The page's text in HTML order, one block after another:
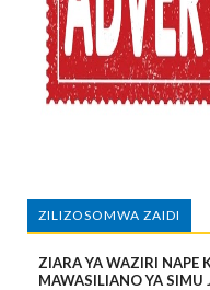
ZILIZOSOMWA ZAIDI
ZIARA YA WAZIRI NAPE
MAWASILIANO YA SIMU